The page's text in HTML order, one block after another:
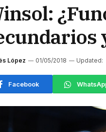
López 01/05/2018 Updated:
Facebook